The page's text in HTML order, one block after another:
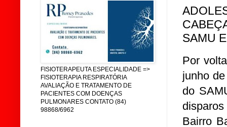
SAMU
Por
junho
do
Bairro
FISIOTERAPEUTA ESPECIALIDADE =>
FISIOTERAPIA RESPIRATÓRIA
AVALIAÇÃO E TRATAMENTO DE
PACIENTES COM DOENÇAS
PULMONARES CONTATO (84)
98868/6962